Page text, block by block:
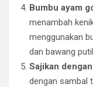
Bumbu ayam
menambah
menggunakan
dan bawang
Sajikan
dengan sambal